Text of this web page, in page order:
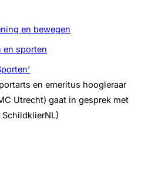
en bewegen
en sporten
en emeritus hoogleraar
Utrecht) gaat in gesprek met